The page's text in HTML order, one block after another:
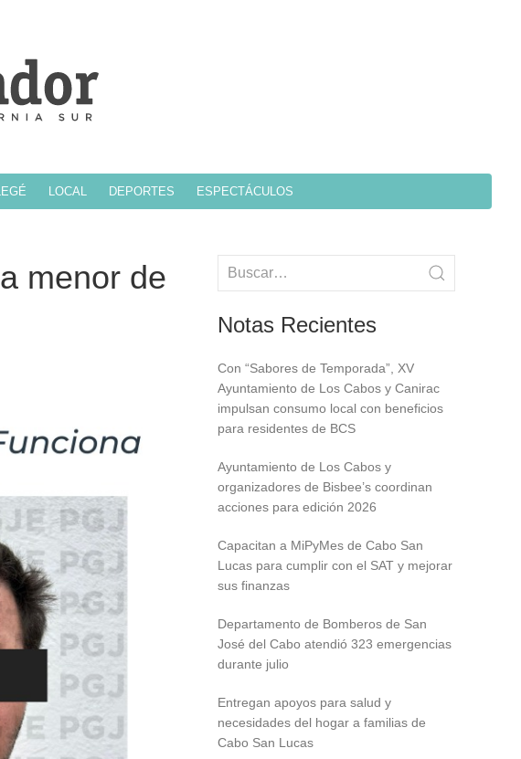
LOCAL DEPORTES ESPECTÁCULOS
menor de
Notas Recientes
Con “Sabores de Temporada”, XV
Ayuntamiento de Los Cabos y Canirac
impulsan consumo local con beneficios
para residentes de BCS
Ayuntamiento de Los Cabos y
organizadores de Bisbee’s coordinan
acciones para edición 2026
Capacitan a MiPyMes de Cabo San
Lucas para cumplir con el SAT y mejorar
sus finanzas
Departamento de Bomberos de San
José del Cabo atendió 323 emergencias
durante julio
Entregan apoyos para salud y
necesidades del hogar a familias de
Cabo San Lucas